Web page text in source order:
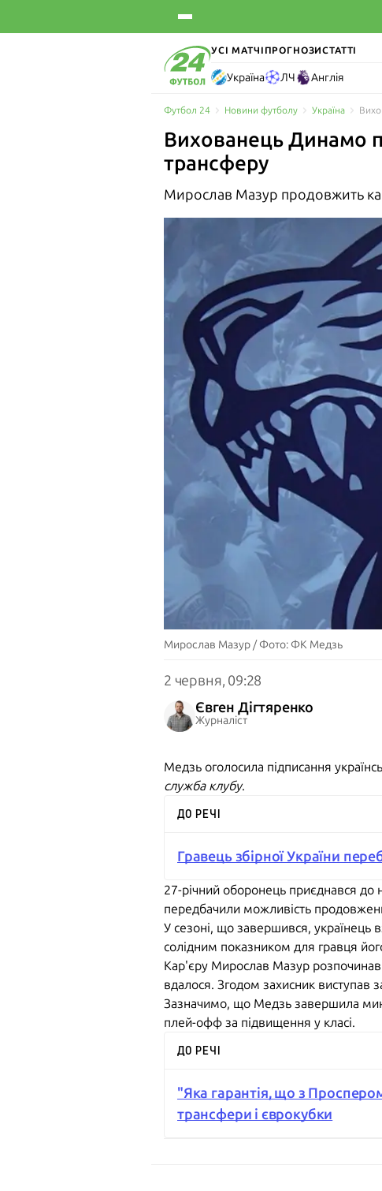
УСІ МАТЧІ ПРОГНОЗИСТАТТІ
Україна ЛЧ Англія
Футбол 24 Новини футболу Україна
Вихованець Динамо
трансферу
Мирослав Мазур продовжить
Мирослав Мазур / Фото: ФК Медзь
2 червня, 09:28
Євген Дігтяренко
Журналіст
Медзь оголосила підписання
служба клубу.
ДО РЕЧІ
Гравець збірної України
27-річний оборонець приєднався до
передбачили можливість
У сезоні, що завершився, українець
солідним показником для гравця
Кар'єру Мирослав Мазур розпочинав
вдалося. Згодом захисник виступав
Зазначимо, що Медзь завершила
плей-офф за підвищення у класі.
ДО РЕЧІ
"Яка гарантія, що з
трансфери і єврокубки